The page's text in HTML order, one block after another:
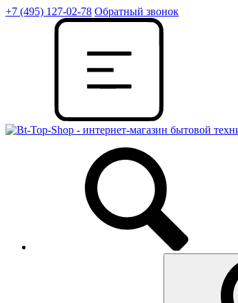
+7 (495) 127-02-78 Обратный звонок